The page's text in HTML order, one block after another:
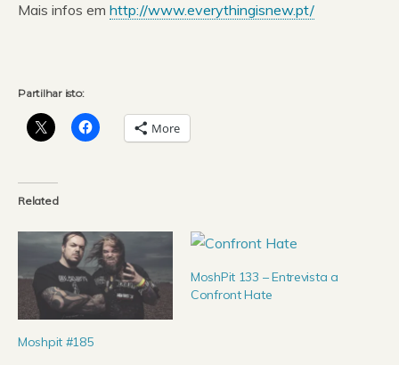
Mais infos em http://www.everythingisnew.pt/
Partilhar isto:
More
Related
Moshpit #185
MoshPit 133 – Entrevista a
Confront Hate